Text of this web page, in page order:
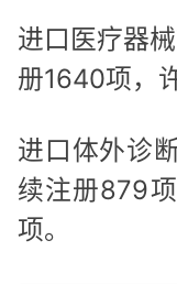
进口医疗器
册1640项，
进口体外诊
续注册879
项。